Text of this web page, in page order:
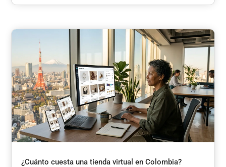
¿Cuánto cuesta una tienda virtual en Colombia?